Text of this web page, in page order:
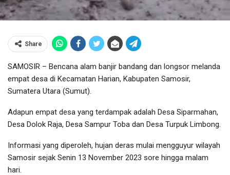
Share
SAMOSIR – Bencana alam banjir bandang dan longsor melanda
empat desa di Kecamatan Harian, Kabupaten Samosir,
Sumatera Utara (Sumut).
Adapun empat desa yang terdampak adalah Desa Siparmahan,
Desa Dolok Raja, Desa Sampur Toba dan Desa Turpuk Limbong.
Informasi yang diperoleh, hujan deras mulai mengguyur wilayah
Samosir sejak Senin 13 November 2023 sore hingga malam
hari.